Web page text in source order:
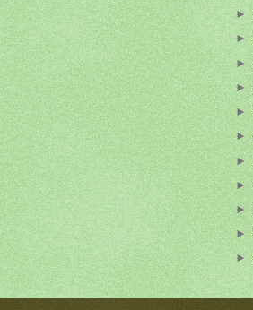
►
►
►
►
►
►
►
►
►
►
►